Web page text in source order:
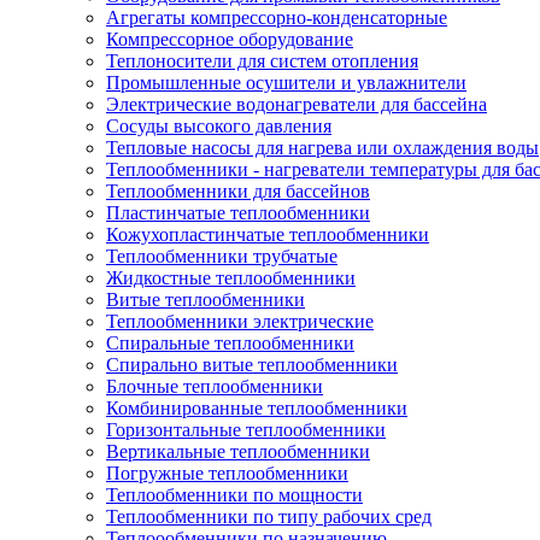
Агрегаты компрессорно-конденсаторные
Компрессорное оборудование
Теплоносители для систем отопления
Промышленные осушители и увлажнители
Электрические водонагреватели для бассейна
Сосуды высокого давления
Тепловые насосы для нагрева или охлаждения воды
Теплообменники - нагреватели температуры для
Теплообменники для бассейнов
Пластинчатые теплообменники
Кожухопластинчатые теплообменники
Теплообменники трубчатые
Жидкостные теплообменники
Витые теплообменники
Теплообменники электрические
Спиральные теплообменники
Спирально витые теплообменники
Блочные теплообменники
Комбинированные теплообменники
Горизонтальные теплообменники
Вертикальные теплообменники
Погружные теплообменники
Теплообменники по мощности
Теплообменники по типу рабочих сред